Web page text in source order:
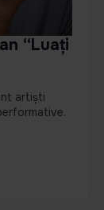
“Luați
artiști